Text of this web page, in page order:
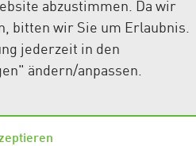
abzustimmen. Da wir
bitten wir Sie um Erlaubnis.
jederzeit in den
ändern/anpassen.
Web-